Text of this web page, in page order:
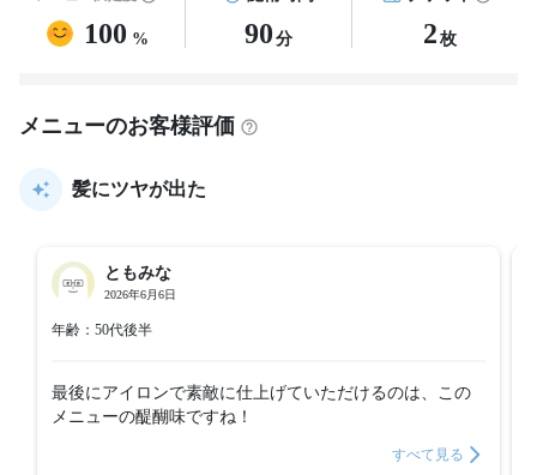
100 % 90 分 2 枚
メニューのお客様評価
髪にツヤが出た
ともみな
2026年6月6日
年齢：50代後半
最後にアイロンで素敵に仕上げていただけるのは、この
メニューの醍醐味ですね！
すべて見る